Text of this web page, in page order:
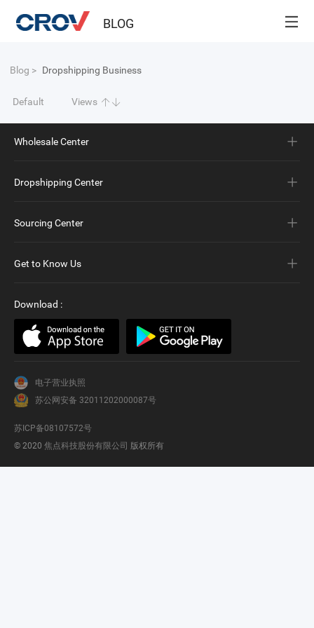
BLOG
Blog > Dropshipping Business
Default Views
Wholesale Center
Dropshipping Center
Sourcing Center
Get to Know Us
Download :
电子营业执照
苏公网安备 32011202000087号
苏ICP备08107572号
© 2020 焦点科技股份有限公司 版权所有